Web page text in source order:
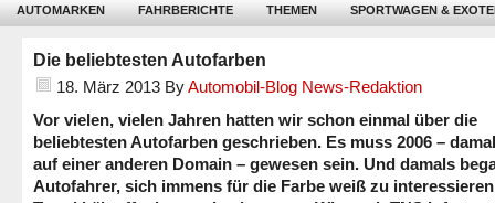
AUTOMARKEN FAHRBERICHTE THEMEN SPORTWAGEN &
Die beliebtesten Autofarben
18. März 2013 ByAutomobil-Blog News-Redaktion
Vor vielen, vielen Jahren hatten wir schon einmal über die
beliebtesten Autofarben geschrieben. Es muss 2006 –
auf einer anderen Domain – gewesen sein. Und damals
Autofahrer, sich immens für die Farbe weiß zu